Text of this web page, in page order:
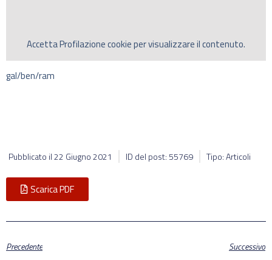
AccettaProfilazionecookie per visualizzare il contenuto.
gal/ben/ram
Pubblicato il22 Giugno 2021 ID del post: 55769 Tipo: Articoli
Scarica PDF
Precedente Successivo